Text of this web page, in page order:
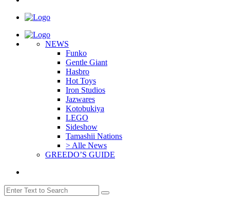
NEWS
Funko
Gentle Giant
Hasbro
Hot Toys
Iron Studios
Jazwares
Kotobukiya
LEGO
Sideshow
Tamashii Nations
> Alle News
GREEDO’S GUIDE